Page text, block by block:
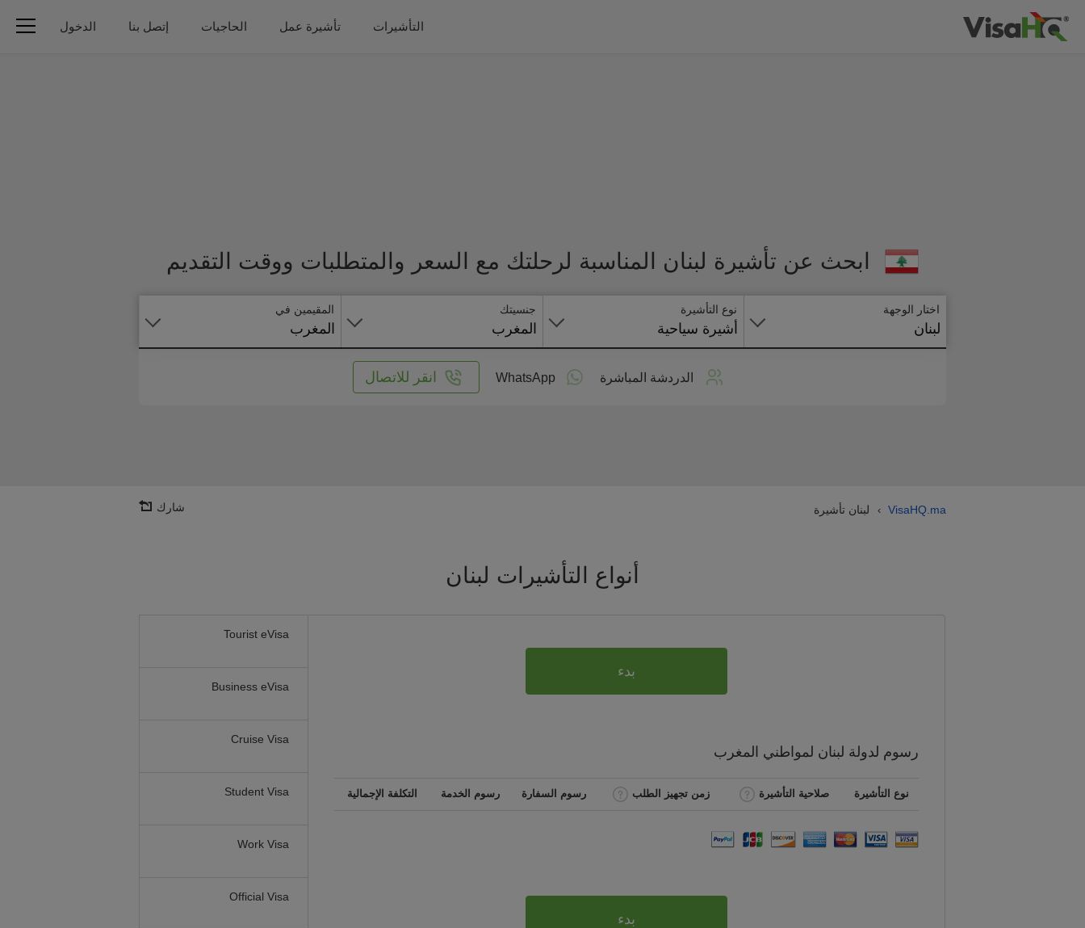
التأشيرات تأشيرة عمل الحاجيات إتصل بنا الدخول
ابحث عن تأشيرة لبنان المناسبة لرحلتك مع السعر والمتطلبات ووقت التقديم
اختار الوجهة
لبنان
نوع التأشيرة
أشيرة سياحية
جنسيتك
المغرب
المقيمين في
المغرب
الدردشة المباشرة WhatsApp انقر للاتصال
VisaHQ.ma
› لبنان تأشيرة شارك
أنواع التأشيرات لبنان
Tourist eVisa
Business eVisa
Cruise Visa
Student Visa
Work Visa
Official Visa
بدء
رسوم لدولة لبنان لمواطني المغرب
نوع التأشيرة صلاحية التأشيرة زمن تجهيز الطلب رسوم السفارة رسوم الخدمة التكلفة الإجمالية
بدء